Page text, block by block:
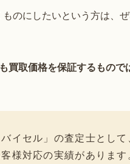
のにしたいという方は、
買取価格を保証するもので
バイセル」の査定士として
様対応の実績がありま